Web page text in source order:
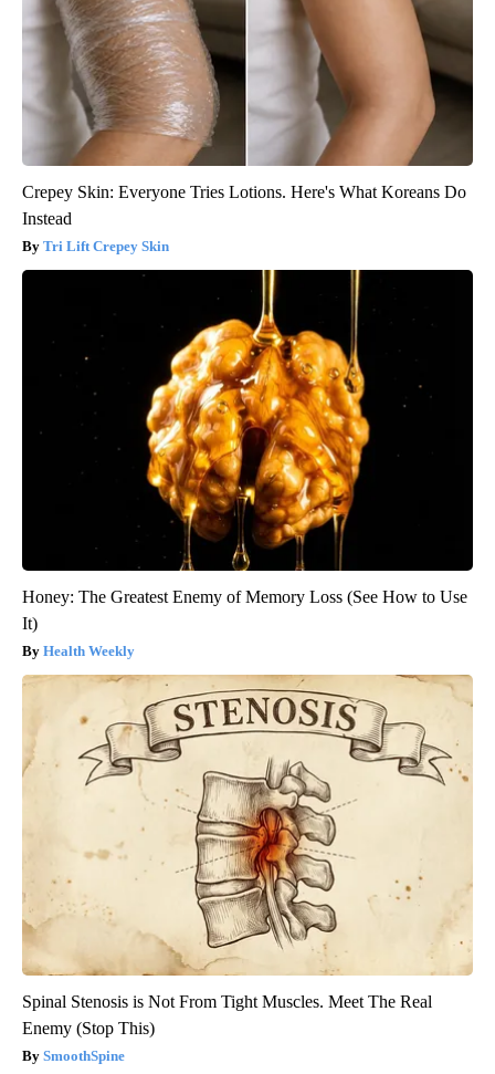
Crepey Skin: Everyone Tries Lotions. Here's What Koreans Do
Instead
Tri Lift Crepey Skin
Honey: The Greatest Enemy of Memory Loss (See How to Use
It)
Health Weekly
Spinal Stenosis is Not From Tight Muscles. Meet The Real
Enemy (Stop This)
SmoothSpine